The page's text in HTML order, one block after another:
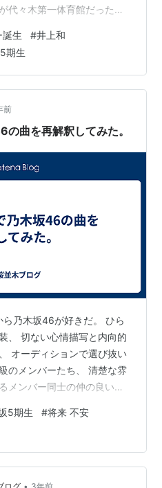
代々木第一体育館だった。
何度も言ってるんだけど、
からいまのような地位を得
だ。 ガールズルールのこと
もいないけど最初はボロク
曲作りやがってー！”と怒り
望のあと…
誕生 #井上和
期生
前
曲を再解釈してみた。
乃木坂46が好きだ。 ひら
、 切ない心情描写と内向的
オーディションで選び抜い
のメンバーたち、 清楚な雰
メンバー同士の仲の良い雰
さもあるし、 伝説と言われ
史あるテレビ番組もあれ
活動も活発である。
ンバーを知ることも、 気に
5期生 #将来 不安